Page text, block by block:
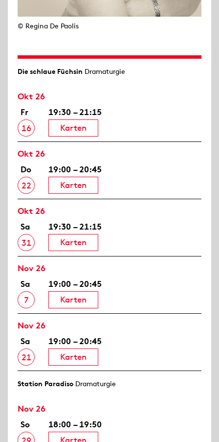
© Regina De Paolis
Die schlaue Füchsin Dramaturgie
Okt 26
Fr
16
19:30 – 21:15
Karten
Okt 26
Do
22
19:00 – 20:45
Karten
Okt 26
Sa
31
19:30 – 21:15
Karten
Nov 26
Sa
7
19:00 – 20:45
Karten
Nov 26
Sa
21
19:00 – 20:45
Karten
Station Paradiso Dramaturgie
Nov 26
So
18:00 – 19:50